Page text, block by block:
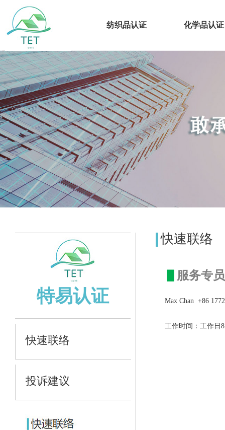
纺织品认证 化学品认证
特易认证
快速联络
投诉建议
快速联络
服务专
Max Chan +86
工作时间：工作日